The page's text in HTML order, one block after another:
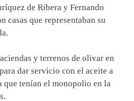
de Ribera y Fernando
casas que representaban su
y terrenos de olivar en
dar servicio con el aceite a
que tenían el monopolio en la